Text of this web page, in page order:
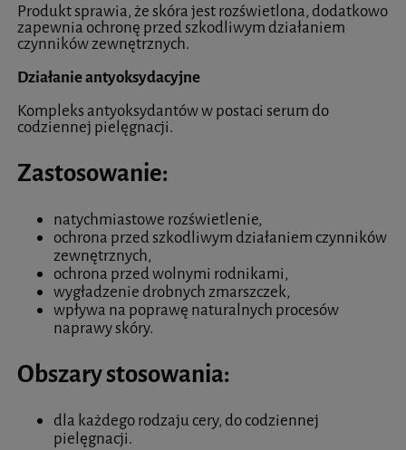
Produkt sprawia, że skóra jest rozświetlona, dodatkowo
zapewnia ochronę przed szkodliwym działaniem
czynników zewnętrznych.
Działanie antyoksydacyjne
Kompleks antyoksydantów w postaci serum do
codziennej pielęgnacji.
Zastosowanie:
natychmiastowe rozświetlenie,
ochrona przed szkodliwym działaniem czynników
zewnętrznych,
ochrona przed wolnymi rodnikami,
wygładzenie drobnych zmarszczek,
wpływa na poprawę naturalnych procesów
naprawy skóry.
Obszary stosowania:
dla każdego rodzaju cery, do codziennej
pielęgnacji.